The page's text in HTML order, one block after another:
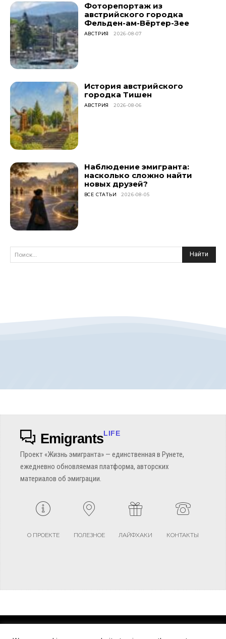
Фоторепортаж из
австрийского городка
Фельден-ам-Вёртер-Зее
АВСТРИЯ 2026-08-07
История австрийского
городка Тишен
АВСТРИЯ 2026-08-06
Наблюдение эмигранта:
насколько сложно найти
новых друзей?
ВСЕ СТАТЬИ 2026-08-05
Поиск... Найти
EmigrantsLIFE
Проект «Жизнь эмигранта» — единственная в Рунете,
ежедневно обновляемая платформа, авторских
материалов об эмиграции.
О ПРОЕКТЕ ПОЛЕЗНОЕ ЛАЙФХАКИ КОНТАКТЫ